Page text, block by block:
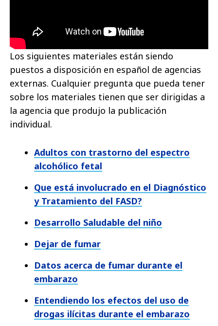
Los siguientes materiales están siendo
puestos a disposición en español de agencias
externas. Cualquier pregunta que pueda tener
sobre los materiales tienen que ser dirigidas a
la agencia que produjo la publicación
individual.
Adultos con trastorno del espectro
alcohólico fetal
Que está involucrado en el Diagnóstico
y Tratamiento del FASD?
Desarrollo Saludable del niño
Dejar de fumar
Datos acerca de fumar durante el
embarazo
Entendiendo los efectos del uso de
drogas ilícitas durante el embarazo